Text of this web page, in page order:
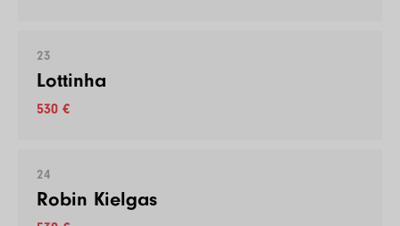
23
Lottinha
530 €
24
Robin Kielgas